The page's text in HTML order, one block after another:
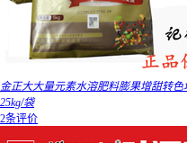
金正大大量元素水溶肥料膨果增甜转
25kg/袋
2条评价